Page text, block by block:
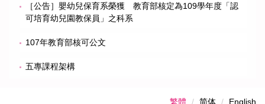
［公告］嬰幼兒保育系榮獲 教育部核定為109學年度「認
可培育幼兒園教保員」之科系
107年教育部核可公文
五專課程架構
繁體 简体 English